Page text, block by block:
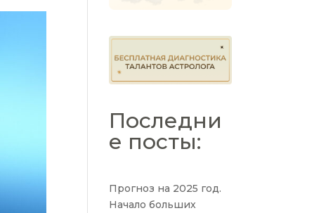
Последни
е посты:
Прогноз на 2025 год.
Начало больших